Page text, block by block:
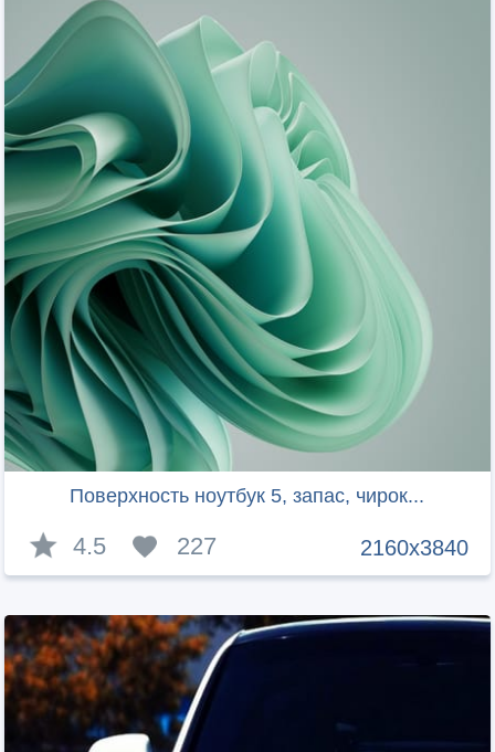
Поверхность ноутбук 5, запас, чирок...
2160x3840
4.5 227